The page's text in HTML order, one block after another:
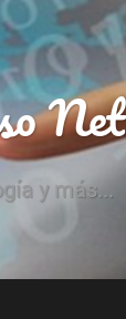
Net
y más...